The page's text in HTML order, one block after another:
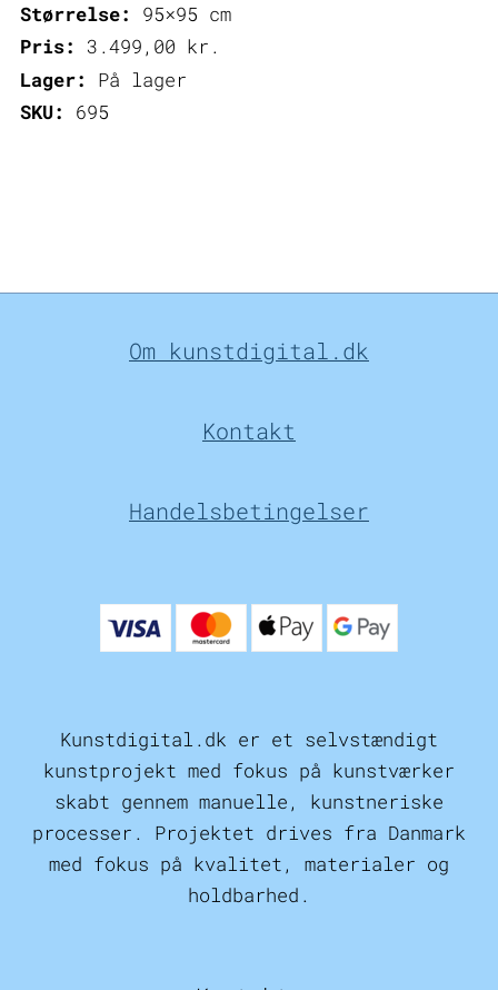
Størrelse:
95×95 cm
Pris:
3.499,00 kr.
Lager:
På lager
SKU:
695
Om kunstdigital.dk
Kontakt
Handelsbetingelser
Kunstdigital.dk er et selvstændigt
kunstprojekt med fokus på kunstværker
skabt gennem manuelle, kunstneriske
processer. Projektet drives fra Danmark
med fokus på kvalitet, materialer og
holdbarhed.